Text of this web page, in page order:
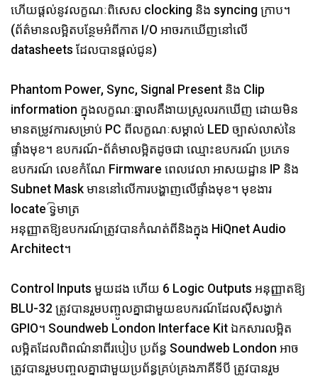
ហើយផ្តល់នូវលក្ខណៈពិសេស clocking និង syncing ក្រាប។
(ព័ត៌មានលម្អិតបន្ថែមអំពីកាត I/O អាចរកឃើញនៅលើ
datasheets ដែលបានផ្តល់ជូន)
Phantom Power, Sync, Signal Present និង Clip
information ក្នុងលក្ខណៈឆ្នាលគឺងាយស្រួលរកឃើញ ដោយមិន
មានតម្រូវការសម្រាប់ PC ពីលក្ខណៈសម្គាល់ LED ច្បាស់លាស់នៃ
ផ្ទាំងមុខ។ ឧបករណ៍-ព័ត៌មាលម្អិតដូចជា ឈ្មោះឧបករណ៍ ប្រភេទ
ឧបករណ៍ លេខកំណែ Firmware ពេលវេលា អាសយដ្ឋាន IP និង
Subnet Mask មាននៅលើការបង្ហាញលើផ្ទាំងមុខ។ មុខងារ
locate ទ្វିមាត្រ
អនុញ្ញាតឱ្យឧបករណ៍ត្រូវបានកំណត់ពីនិងក្នុង HiQnet Audio
Architect។
Control Inputs មួយដង ហើយ 6 Logic Outputs អនុញ្ញាតឱ្យ
BLU-32 ត្រូវបានរួមបញ្ចូលគ្នាជាមួយឧបករណ៍ដែលស៊ីសង្វាក់
GPIO។ Soundweb London Interface Kit ឯកសារលម្អិត
លម្អិតដែលពិពណ៌នាពីរបៀប ប្រព័ន្ធ Soundweb London អាច
ត្រូវបានរួមបញ្ចូលគ្នាជាមួយប្រព័ន្ធគ្រប់គ្រងភាគីទីបី ត្រូវបានរួម